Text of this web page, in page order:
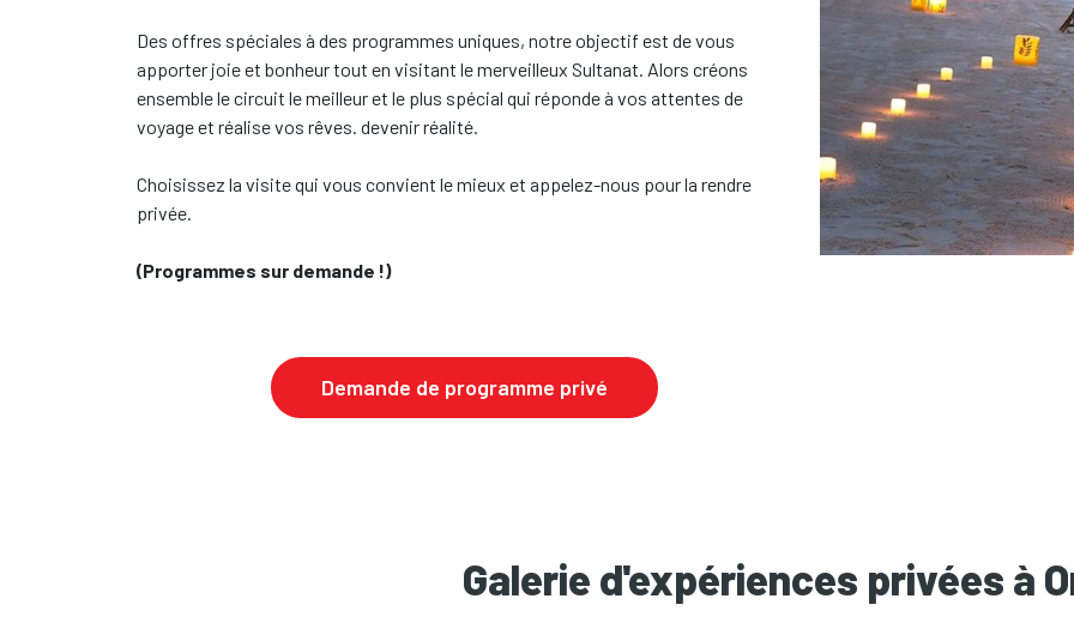
Des offres spéciales à des programmes uniques, notre objectif est de vous
apporter joie et bonheur tout en visitant le merveilleux Sultanat. Alors créons
ensemble le circuit le meilleur et le plus spécial qui réponde à vos attentes de
voyage et réalise vos rêves. devenir réalité.
Choisissez la visite qui vous convient le mieux et appelez-nous pour la rendre
privée.
(Programmes sur demande !)
Demande de programme privé
Galerie d'expériences privées à